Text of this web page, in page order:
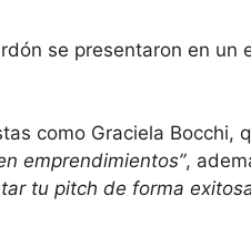
se presentaron en un
como Graciela Bocchi,
emprendimientos”,
tu pitch de forma